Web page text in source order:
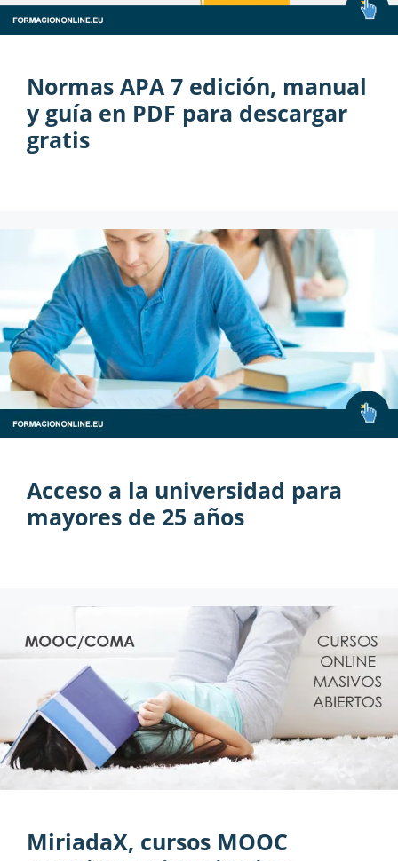
Normas APA 7 edición, manual
y guía en PDF para descargar
gratis
Acceso a la universidad para
mayores de 25 años
MiriadaX, cursos MOOC